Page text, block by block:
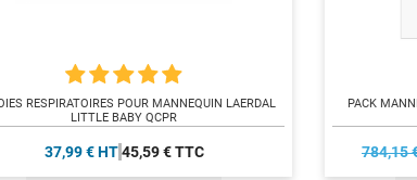
RESPIRATOIRES POUR MANNEQUIN LAERDAL
LITTLE BABY QCPR
37,99 € HT 45,59 € TTC
PACK
784,15